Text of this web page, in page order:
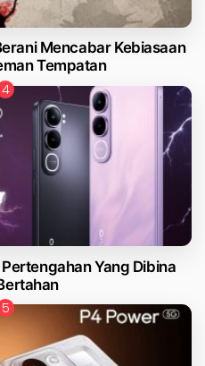
Mencabar Kebiasaan
Tempatan
Yang Dibina